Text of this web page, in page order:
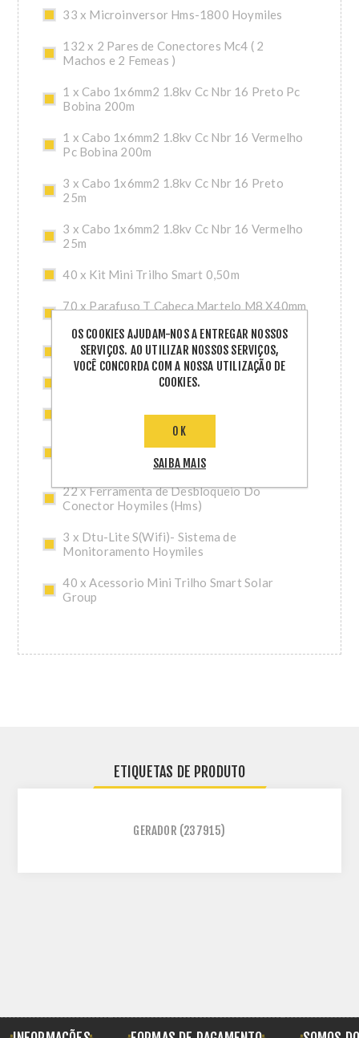
33 x Microinversor Hms-1800 Hoymiles
132 x 2 Pares de Conectores Mc4 ( 2
Machos e 2 Femeas )
1 x Cabo 1x6mm2 1.8kv Cc Nbr 16 Preto Pc
Bobina 200m
1 x Cabo 1x6mm2 1.8kv Cc Nbr 16 Vermelho
Pc Bobina 200m
3 x Cabo 1x6mm2 1.8kv Cc Nbr 16 Preto
25m
3 x Cabo 1x6mm2 1.8kv Cc Nbr 16 Vermelho
25m
40 x Kit Mini Trilho Smart 0,50m
70 x Parafuso T Cabeca Martelo M8 X40mm
70 x Porca Sextavada M8
40 x Conector Hoymiles (Hms)
20 x Tampa Final Femea Hoymiles - Ca (Hms)
22 x Ferramenta de Desconexao Da Porta
Do Conector Hoymiles (Hms)
22 x Ferramenta de Desbloqueio Do
Conector Hoymiles (Hms)
3 x Dtu-Lite S(Wifi)- Sistema de
Monitoramento Hoymiles
40 x Acessorio Mini Trilho Smart Solar
Group
ETIQUETAS DE PRODUTO
GERADOR (237915)
OS COOKIES AJUDAM-NOS A ENTREGAR NOSSOS
SERVIÇOS. AO UTILIZAR NOSSOS SERVIÇOS,
VOCÊ CONCORDA COM A NOSSA UTILIZAÇÃO DE
COOKIES.
OK
SAIBA MAIS